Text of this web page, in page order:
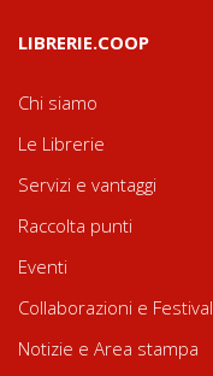
LIBRERIE.COOP
Chi siamo
Le Librerie
Servizi e vantaggi
Raccolta punti
Eventi
Collaborazioni e Festival
Notizie e Area stampa